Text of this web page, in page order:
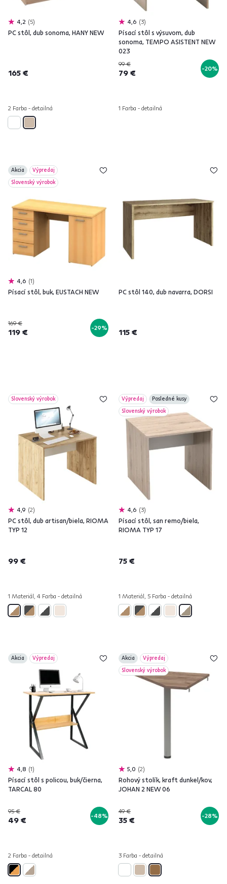
4,2 5
PC stôl, dub sonoma, HANY NEW
165 €
2 Farba - detailná
4,6 3
Písací stôl s výsuvom, dub
sonoma, TEMPO ASISTENT NEW
023
99 €
79 € -20%
1 Farba - detailná
Akcia
Výpredaj
Slovenský výrobok
4,6 1
Písací stôl, buk, EUSTACH NEW
169 €
119 € -29%
PC stôl 140, dub navarra, DORSI
115 €
Slovenský výrobok
4,9 2
PC stôl, dub artisan/biela, RIOMA
TYP 12
99 €
1 Materiál, 4 Farba - detailná
Výpredaj
Posledné kusy
Slovenský výrobok
4,6 3
Písací stôl, san remo/biela,
RIOMA TYP 17
75 €
1 Materiál, 5 Farba - detailná
Akcia Výpredaj
4,8 1
Písací stôl s policou, buk/čierna,
TARCAL 80
95 €
49 € -48%
2 Farba - detailná
Akcia
Výpredaj
Slovenský výrobok
5,0 2
Rohový stolík, kraft dunkel/kov,
JOHAN 2 NEW 06
49 €
35 € -28%
3 Farba - detailná